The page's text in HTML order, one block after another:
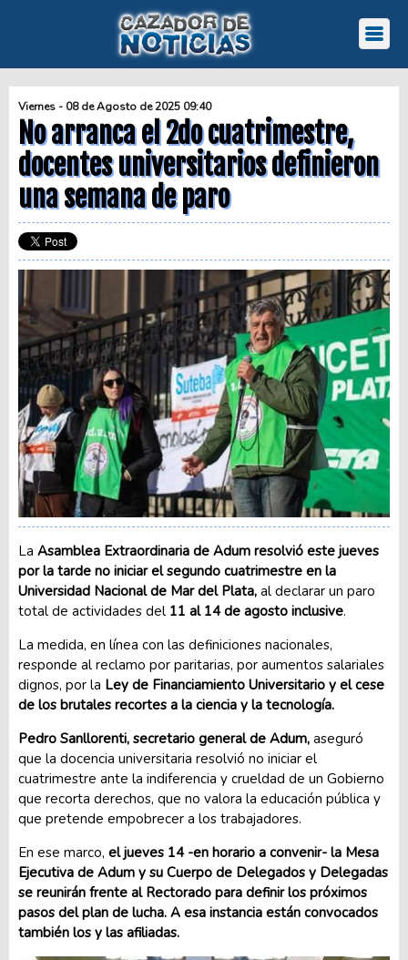
Viernes - 08 de Agosto de 2025 09:40
No arranca el 2do cuatrimestre,
docentes universitarios definieron
una semana de paro
La Asamblea Extraordinaria de Adum resolvió este jueves
por la tarde no iniciar el segundo cuatrimestre en la
Universidad Nacional de Mar del Plata, al declarar un paro
total de actividades del 11 al 14 de agosto inclusive.
La medida, en línea con las definiciones nacionales,
responde al reclamo por paritarias, por aumentos salariales
dignos, por la Ley de Financiamiento Universitario y el cese
de los brutales recortes a la ciencia y la tecnología.
Pedro Sanllorenti, secretario general de Adum, aseguró
que la docencia universitaria resolvió no iniciar el
cuatrimestre ante la indiferencia y crueldad de un Gobierno
que recorta derechos, que no valora la educación pública y
que pretende empobrecer a los trabajadores.
En ese marco, el jueves 14 -en horario a convenir- la Mesa
Ejecutiva de Adum y su Cuerpo de Delegados y Delegadas
se reunirán frente al Rectorado para definir los próximos
pasos del plan de lucha. A esa instancia están convocados
también los y las afiliadas.